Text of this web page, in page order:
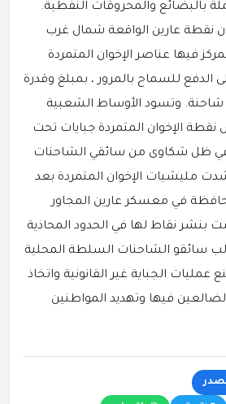
بالبضائع والمحروقات النفطية.
نقطة عارين الواقعة شمال غرب
فيها عناصر الإخوان المتمردة
الدفع للسماح بالمرور ، بمبلغ وقدرة
وتسود الأوساط الشعبية
الإخوان المتمردة جبايات تحت
ظل شكاوى من سائقي الشاحنات
مليشيات الإخوان المتمردة بعد
في معسكر عارين المجاور
بنشر نقاط لها في الحدود المحاذية
سائقو الشاحنات السلطة المحلية
الجباية غير القانونية واتخاذ
فيها وتهديد المواطنين